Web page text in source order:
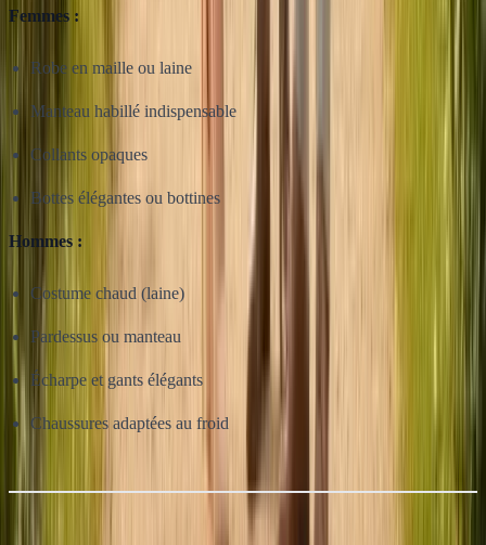
Femmes :
Robe en maille ou laine
Manteau habillé indispensable
Collants opaques
Bottes élégantes ou bottines
Hommes :
Costume chaud (laine)
Pardessus ou manteau
Écharpe et gants élégants
Chaussures adaptées au froid